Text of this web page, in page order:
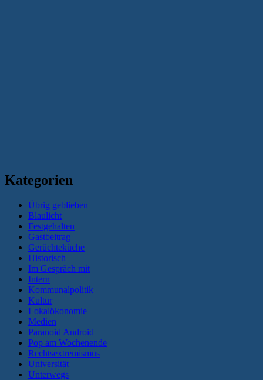
Kategorien
Übrig geblieben
Blaulicht
Festgehalten
Gastbeitrag
Gerüchteküche
Historisch
Im Gespräch mit
Intern
Kommunalpolitik
Kultur
Lokalökonomie
Medien
Paranoid Android
Pop am Wochenende
Rechtsextremismus
Universität
Unterwegs